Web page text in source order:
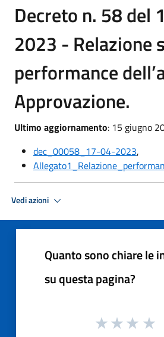
Decreto n. 58 del
2023 - Relazione
performance
Approvazione.
Ultimo aggiornamento: 15 giugno
dec_00058_17-04-2023,
Vedi azioni
Quanto sono chiare le
su questa pagina?